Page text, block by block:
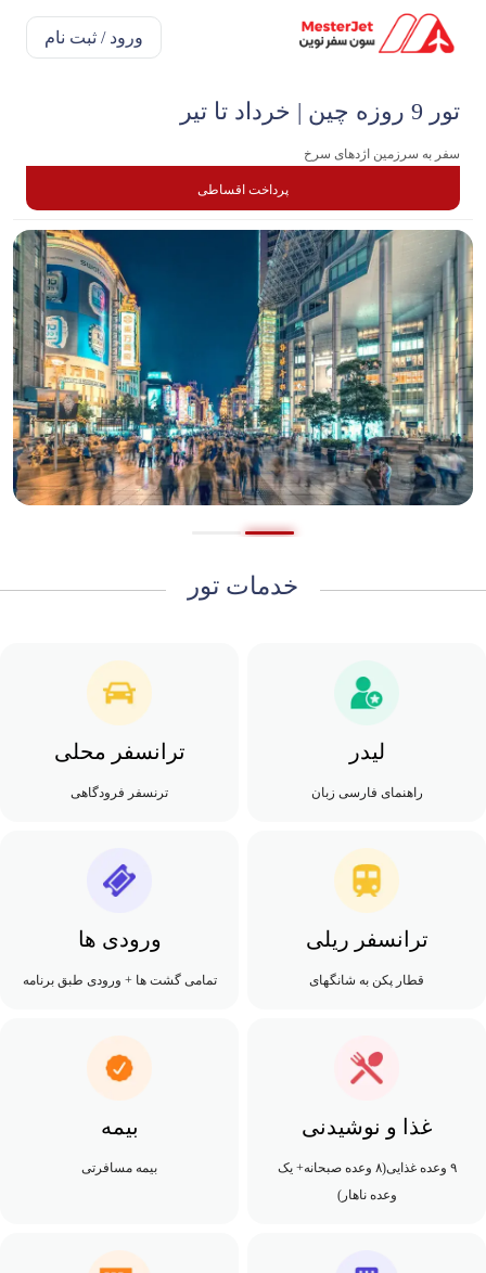
ورود / ثبت نام
تور 9 روزه چین | خرداد تا تیر
سفر به سرزمین اژدهای سرخ
پرداخت اقساطی
خدمات تور
لیدر
راهنمای فارسی زبان
ترانسفر محلی
ترنسفر فرودگاهی
ترانسفر ریلی
قطار پکن به شانگهای
ورودی ها
تمامی گشت ها + ورودی طبق برنامه
غذا و نوشیدنی
۹ وعده غذایی(۸ وعده صبحانه+ یک
وعده ناهار)
بیمه
بیمه مسافرتی